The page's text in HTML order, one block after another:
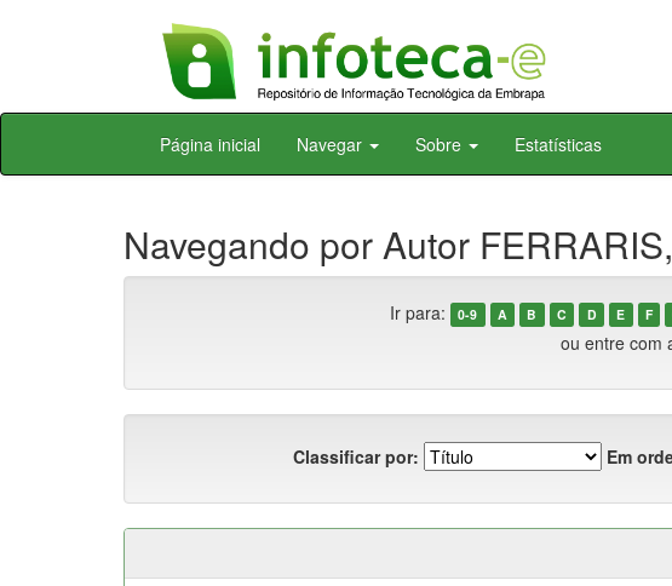
Skip
Página inicial Navegar Sobre Estatísticas
Navegando por Autor
Ir para: 0-9 A B C D E F
ou entre com
Classificar por: Em